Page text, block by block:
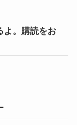
よ。購読をお